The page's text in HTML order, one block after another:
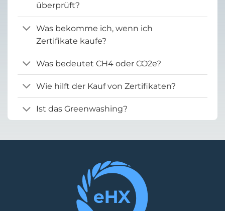
überprüft?
Was bekomme ich, wenn ich
Zertifikate kaufe?
Was bedeutet CH4 oder CO2e?
Wie hilft der Kauf von Zertifikaten?
Ist das Greenwashing?